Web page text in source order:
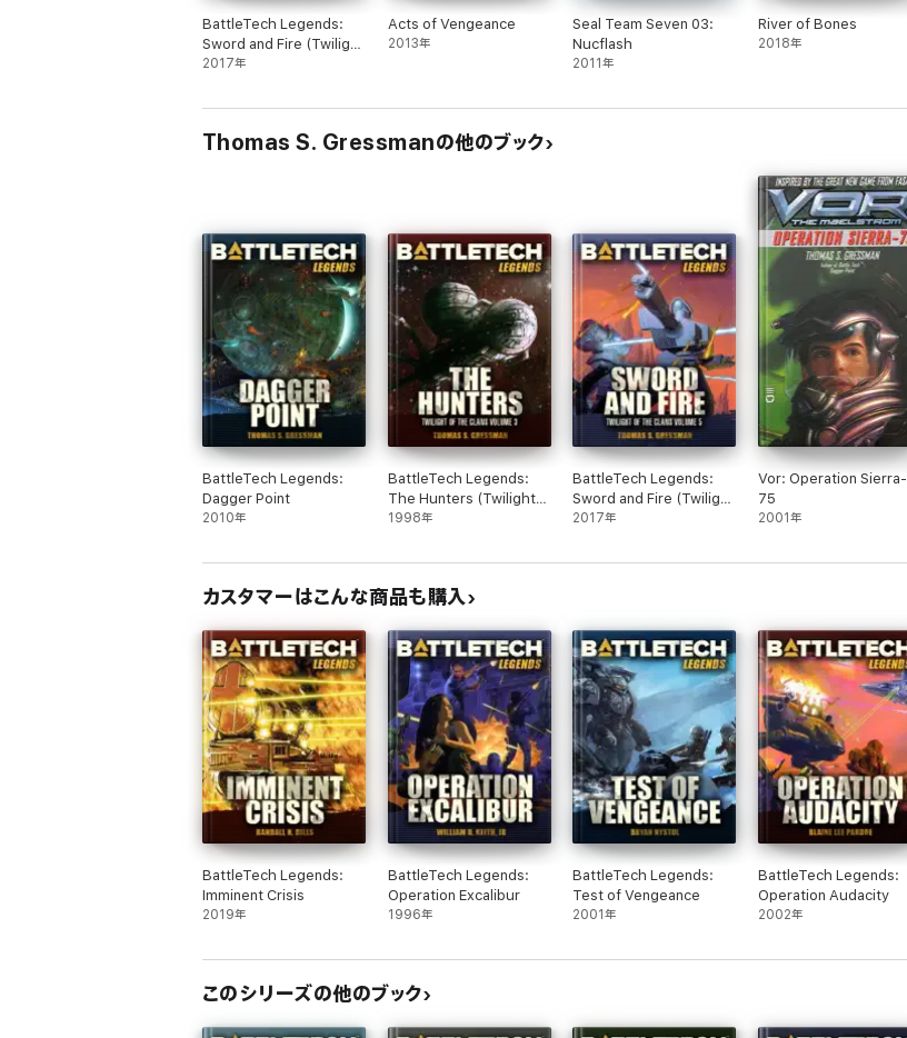
BattleTech Legends:
Sword and Fire (Twilight
of the Clans #5)
2017年
Acts of Vengeance
2013年
Seal Team Seven 03:
Nucflash
2011年
River of Bones
2018年
Thomas S. Gressmanの他のブック
BattleTech Legends:
Dagger Point
2010年
BattleTech Legends:
The Hunters (Twilight
of the Clans #3)
1998年
BattleTech Legends:
Sword and Fire (Twilight
of the Clans #5)
2017年
Vor: Operation Sierra-
75
2001年
カスタマーはこんな商品も購入
BattleTech Legends:
Imminent Crisis
2019年
BattleTech Legends:
Operation Excalibur
1996年
BattleTech Legends:
Test of Vengeance
2001年
BattleTech Legends:
Operation Audacity
2002年
このシリーズの他のブック